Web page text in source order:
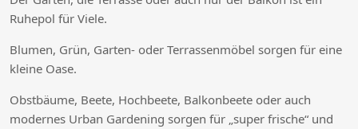
Ruhepol für Viele.
Blumen, Grün, Garten- oder Terrassenmöbel sorgen für eine
kleine Oase.
Obstbäume, Beete, Hochbeete, Balkonbeete oder auch
modernes Urban Gardening sorgen für „super frische“ und